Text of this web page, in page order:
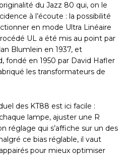
du Jazz 80 qui, on le
à l’écoute : la possibilité
en mode Ultra Linéaire
UL a été mis au point par
Blumlein en 1937, et
fondé en 1950 par David Hafler
les transformateurs de
des KT88 est ici facile :
lampe, ajuster une R
réglage qui s’affiche sur un des
ce bias réglable, il vaut
pour mieux optimiser